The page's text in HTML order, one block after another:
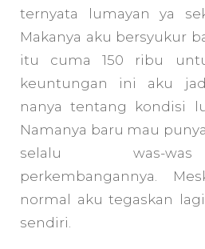
ternyata lumayan ya
Makanya aku bersyukur
itu cuma 150 ribu
keuntungan ini aku
nanya tentang kondisi
Namanya baru mau
selalu was-
perkembangannya.
normal aku tegaskan
sendiri.